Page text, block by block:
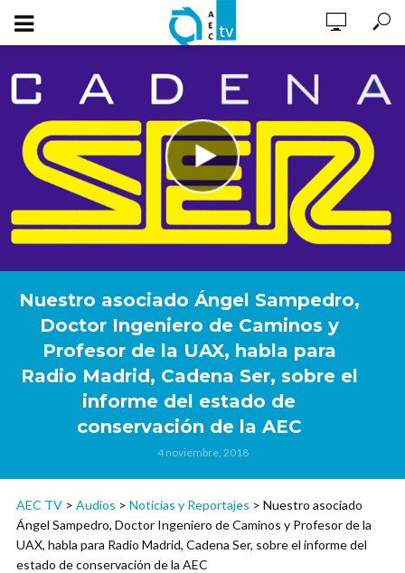
Nuestro asociado Ángel Sampedro,
Doctor Ingeniero de Caminos y
Profesor de la UAX, habla para
Radio Madrid, Cadena Ser, sobre el
informe del estado de
conservación de la AEC
4 noviembre, 2018
AEC TV > Audios > Noticias y Reportajes > Nuestro asociado
Ángel Sampedro, Doctor Ingeniero de Caminos y Profesor de la
UAX, habla para Radio Madrid, Cadena Ser, sobre el informe del
estado de conservación de la AEC